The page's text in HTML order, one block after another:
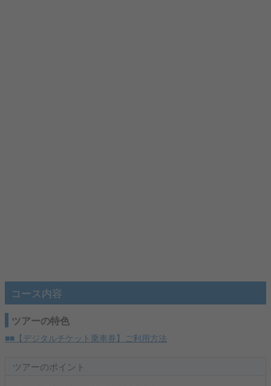
コース内容
ツアーの特色
■■【デジタルチケット乗車券】ご利用方法
ツアーのポイント